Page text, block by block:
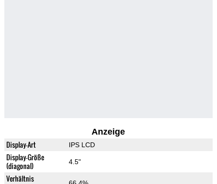
Anzeige
Display-Art IPS LCD
Display-Größe
(diagonal)
4.5"
Verhältnis